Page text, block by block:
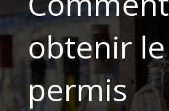
obtenir le
permis